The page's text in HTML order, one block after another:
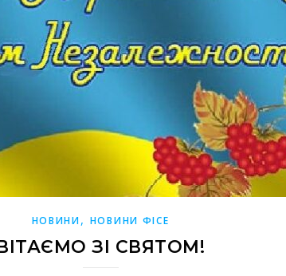
НОВИНИ, НОВИНИ ФІСЕ
ЗІ СВЯТОМ!